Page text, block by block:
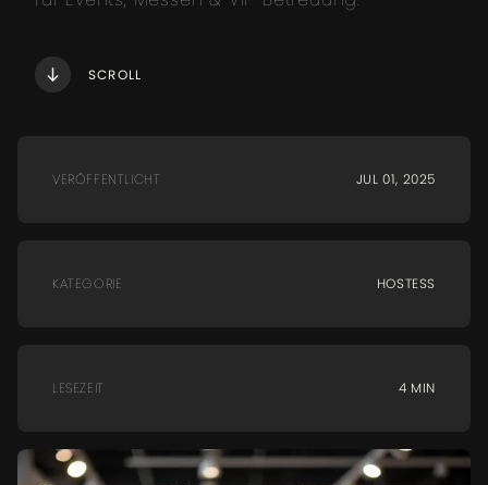
SCROLL
VERÖFFENTLICHT JUL 01, 2025
KATEGORIE HOSTESS
LESEZEIT 4 MIN